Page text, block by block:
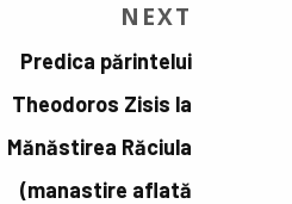
NEXT
Predica părintelui
Theodoros Zisis la
Mănăstirea Răciula
(manastire aflată